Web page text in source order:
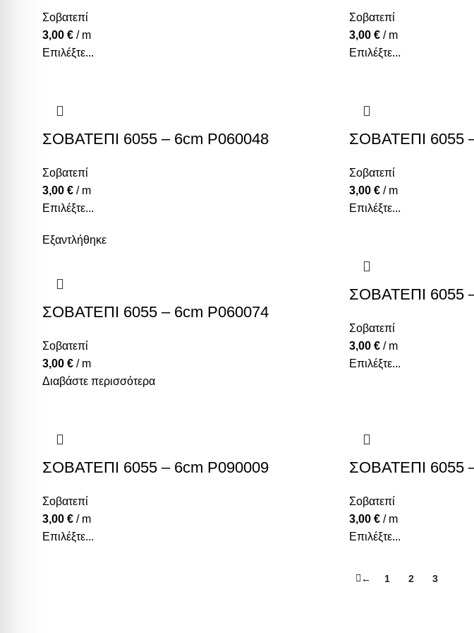
Σοβατεπί
3,00 € / m
Επιλέξτε...
Σοβατεπί
3,00 €/ m
Επιλέξτε...
ΣΟΒΑΤΕΠΙ 6055 – 6cm P060048
Σοβατεπί
3,00 € / m
Επιλέξτε...
ΣΟΒΑΤΕΠΙ 6055
Σοβατεπί
3,00 €/ m
Επιλέξτε...
Εξαντλήθηκε
ΣΟΒΑΤΕΠΙ 6055 – 6cm P060074
Σοβατεπί
3,00 € / m
Διαβάστε περισσότερα
ΣΟΒΑΤΕΠΙ 6055
Σοβατεπί
3,00 €/ m
Επιλέξτε...
ΣΟΒΑΤΕΠΙ 6055 – 6cm P090009
Σοβατεπί
3,00 € / m
Επιλέξτε...
ΣΟΒΑΤΕΠΙ 6055
Σοβατεπί
3,00 €/ m
Επιλέξτε...
← 1 2 3